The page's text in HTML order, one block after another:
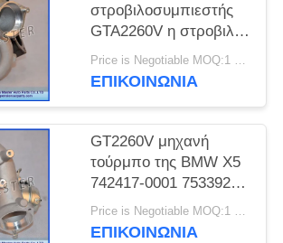
στροβιλοσυμπιεστής
GTA2260V η στροβιλο
BMW E53 OE 791044E
7791046F μηχανών
Price is Negotiable MOQ:1 η/υ
ΕΠΙΚΟΙΝΩΝΊΑ
GT2260V μηχανή
τούρμπο της BMW X5
742417-0001 753392-
5015S M57TU
στροβιλοσυμπιεστών
Price is Negotiable MOQ:1 η/υ
ΕΠΙΚΟΙΝΩΝΊΑ